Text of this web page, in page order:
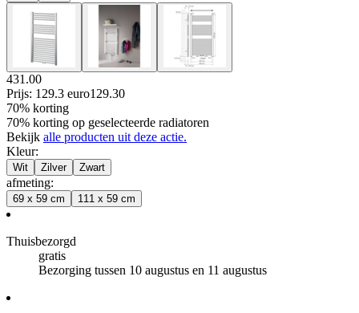
431.00
Prijs: 129.3 euro129.30
70% korting
70% korting op geselecteerde radiatoren
Bekijk alle producten uit deze actie.
Kleur:
Wit Zilver Zwart
afmeting:
69 x 59 cm 111 x 59 cm
Thuisbezorgd
gratis
Bezorging tussen 10 augustus en 11 augustus